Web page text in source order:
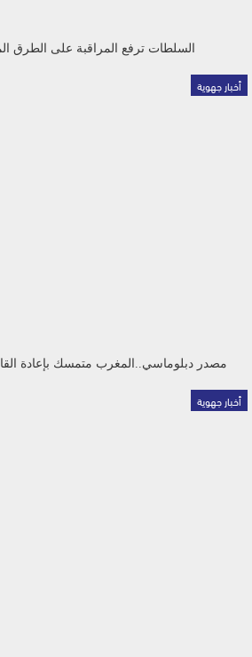
السلطات ترفع المراقبة على الطرق
أخبار جهوية
مصدر دبلوماسي..المغرب متمسك بإعادة
أخبار جهوية